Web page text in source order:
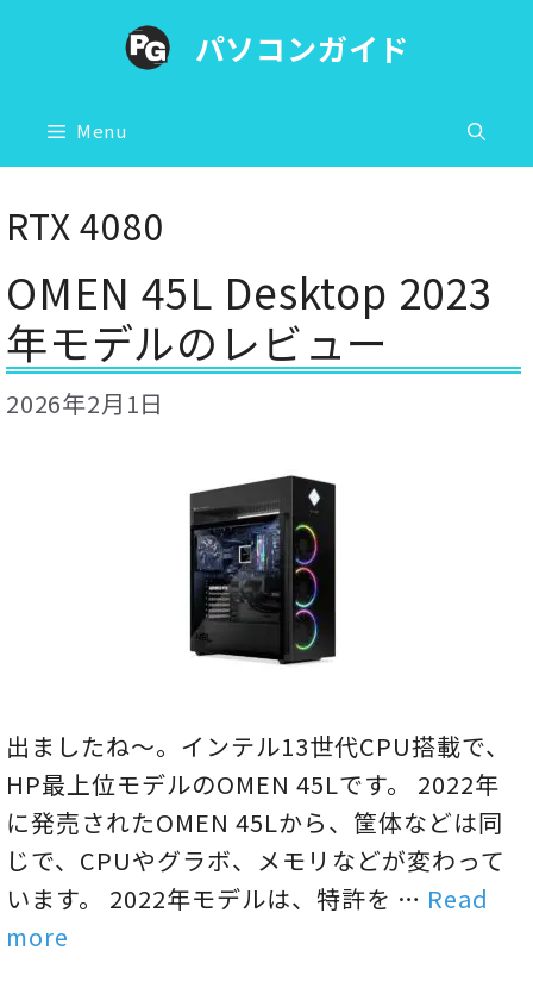
ツ
へ
ス
キ
ッ
プ
パソコンガイド
Menu
RTX 4080
OMEN 45L Desktop 2023
年モデルのレビュー
2026年2月1日
出ましたね～。インテル13世代CPU搭載で、
HP最上位モデルのOMEN 45Lです。 2022年
に発売されたOMEN 45Lから、筐体などは同
じで、CPUやグラボ、メモリなどが変わって
います。 2022年モデルは、特許を … Read
more